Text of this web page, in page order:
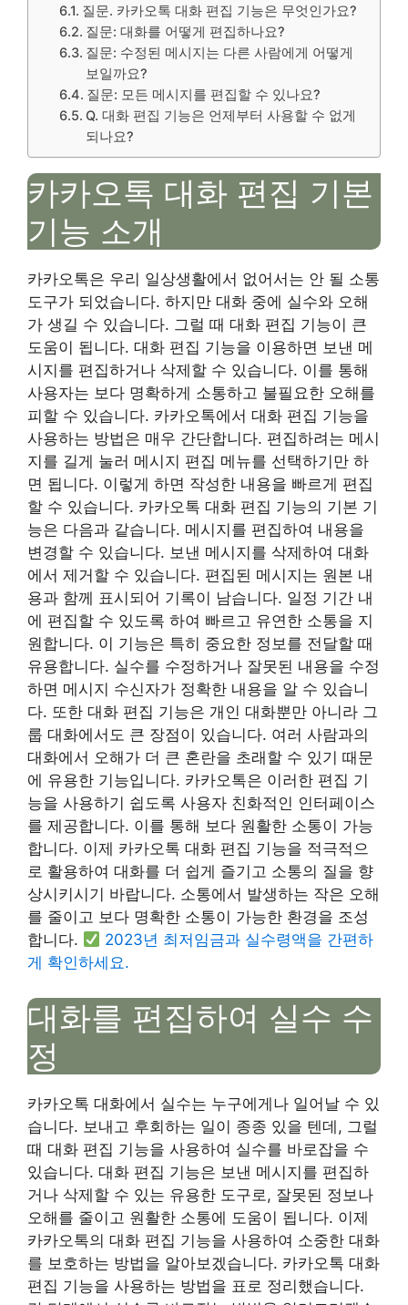
질문. 카카오톡 대화 편집 기능은 무엇인가요?
질문: 대화를 어떻게 편집하나요?
질문: 수정된 메시지는 다른 사람에게 어떻게
보일까요?
질문: 모든 메시지를 편집할 수 있나요?
Q. 대화 편집 기능은 언제부터 사용할 수 없게
되나요?
카카오톡 대화 편집 기본
기능 소개
카카오톡은 우리 일상생활에서 없어서는 안 될 소통
도구가 되었습니다. 하지만 대화 중에 실수와 오해
가 생길 수 있습니다. 그럴 때 대화 편집 기능이 큰
도움이 됩니다. 대화 편집 기능을 이용하면 보낸 메
시지를 편집하거나 삭제할 수 있습니다. 이를 통해
사용자는 보다 명확하게 소통하고 불필요한 오해를
피할 수 있습니다. 카카오톡에서 대화 편집 기능을
사용하는 방법은 매우 간단합니다. 편집하려는 메시
지를 길게 눌러 메시지 편집 메뉴를 선택하기만 하
면 됩니다. 이렇게 하면 작성한 내용을 빠르게 편집
할 수 있습니다. 카카오톡 대화 편집 기능의 기본 기
능은 다음과 같습니다. 메시지를 편집하여 내용을
변경할 수 있습니다. 보낸 메시지를 삭제하여 대화
에서 제거할 수 있습니다. 편집된 메시지는 원본 내
용과 함께 표시되어 기록이 남습니다. 일정 기간 내
에 편집할 수 있도록 하여 빠르고 유연한 소통을 지
원합니다. 이 기능은 특히 중요한 정보를 전달할 때
유용합니다. 실수를 수정하거나 잘못된 내용을 수정
하면 메시지 수신자가 정확한 내용을 알 수 있습니
다. 또한 대화 편집 기능은 개인 대화뿐만 아니라 그
룹 대화에서도 큰 장점이 있습니다. 여러 사람과의
대화에서 오해가 더 큰 혼란을 초래할 수 있기 때문
에 유용한 기능입니다. 카카오톡은 이러한 편집 기
능을 사용하기 쉽도록 사용자 친화적인 인터페이스
를 제공합니다. 이를 통해 보다 원활한 소통이 가능
합니다. 이제 카카오톡 대화 편집 기능을 적극적으
로 활용하여 대화를 더 쉽게 즐기고 소통의 질을 향
상시키시기 바랍니다. 소통에서 발생하는 작은 오해
를 줄이고 보다 명확한 소통이 가능한 환경을 조성
합니다.
2023년 최저임금과 실수령액을 간편하
게 확인하세요.
대화를 편집하여 실수 수
정
카카오톡 대화에서 실수는 누구에게나 일어날 수 있
습니다. 보내고 후회하는 일이 종종 있을 텐데, 그럴
때 대화 편집 기능을 사용하여 실수를 바로잡을 수
있습니다. 대화 편집 기능은 보낸 메시지를 편집하
거나 삭제할 수 있는 유용한 도구로, 잘못된 정보나
오해를 줄이고 원활한 소통에 도움이 됩니다. 이제
카카오톡의 대화 편집 기능을 사용하여 소중한 대화
를 보호하는 방법을 알아보겠습니다. 카카오톡 대화
편집 기능을 사용하는 방법을 표로 정리했습니다.